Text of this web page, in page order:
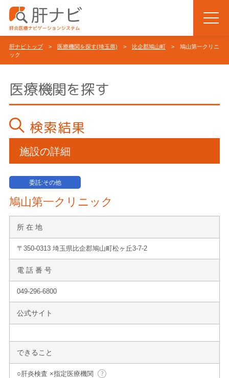
肝ナビトップ> 医療機関を探す(埼玉県) > 比企郡鳩山町 > 鳩山第一クリニ
ック
医療機関を探す
検索結果
施設の詳細
委託:その他
鳩山第一クリニック
所 在 地
〒350-0313 埼玉県比企郡鳩山町松ヶ丘3-7-2
電 話 番 号
049-296-6800
公式サイト
できること
○肝炎検査 ×指定医療機関